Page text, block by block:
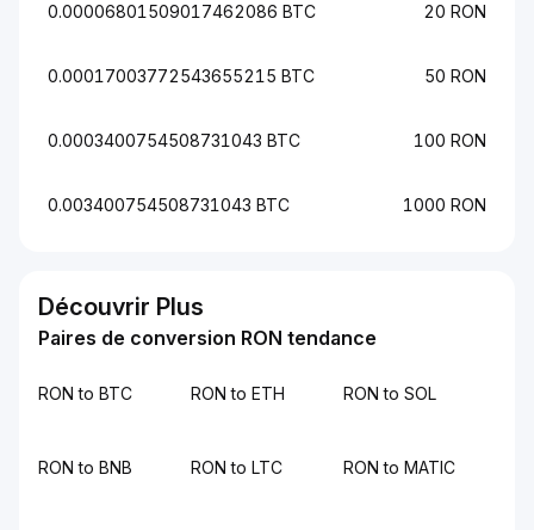
0.00006801509017462086 BTC 20 RON
0.00017003772543655215 BTC 50 RON
0.0003400754508731043 BTC 100 RON
0.003400754508731043 BTC 1000 RON
Découvrir Plus
Paires de conversion RON tendance
RON to BTC RON to ETH RON to SOL
RON to BNB RON to LTC RON to MATIC